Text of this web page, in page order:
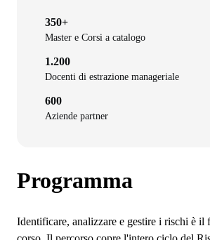
350+
Master e Corsi a catalogo
1.200
Docenti di estrazione manageriale
600
Aziende partner
Programma
Identificare, analizzare e gestire i rischi è il